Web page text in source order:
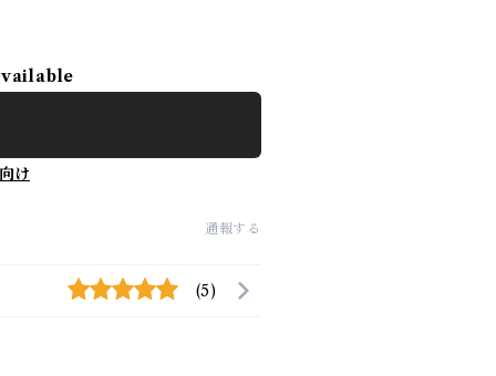
け
通報する
(5)